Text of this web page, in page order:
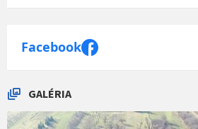
Facebook
GALÉRIA